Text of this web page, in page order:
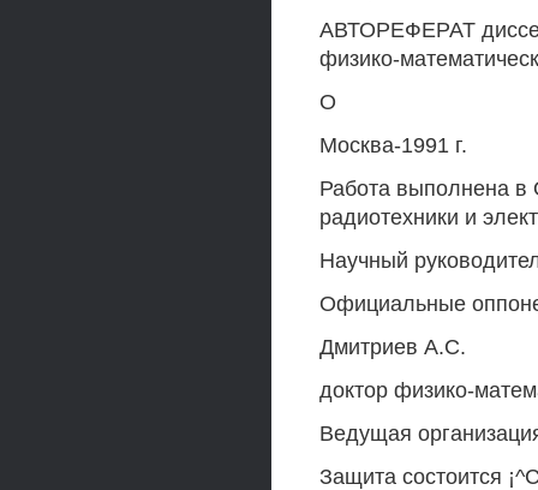
АВТОРЕФЕРАТ
физико-
О
Москва-1991 г.
Работа выполнена в
радиотехники и
Научный
Официальные
Дмитриев A.C.
доктор физико-
Ведущая
Защита состоится